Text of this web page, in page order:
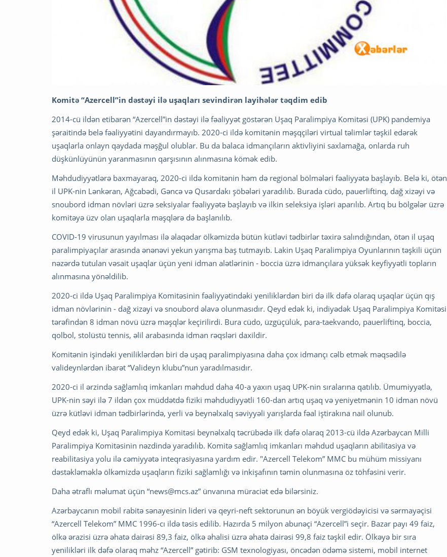
Komitə “Azercell”in dəstəyi ilə uşaqları sevindirən layihələr təqdim edib
2014-cü ildən etibarən “Azercell”in dəstəyi ilə fəaliyyət göstərən Uşaq Paralimpiya Komitəsi (UPK) pandemiya
şəraitində belə fəaliyyətini dayandırmayıb. 2020-ci ildə komitənin məşqçiləri virtual təlimlər təşkil edərək
uşaqlarla onlayn qaydada məşğul olublar. Bu da balaca idmançıların aktivliyini saxlamağa, onlarda ruh
düşkünlüyünün yaranmasının qarşısının alınmasına kömək edib.
Məhdudiyyətlərə baxmayaraq, 2020-ci ildə komitənin həm də regional bölmələri fəaliyyətə başlayıb. Belə ki, ötən
il UPK-nin Lənkəran, Ağcabədi, Gəncə və Qusardakı şöbələri yaradılıb. Burada cüdo, pauerliftinq, dağ xizəyi və
snoubord idman növləri üzrə seksiyalar fəaliyyətə başlayıb və ilkin seleksiya işləri aparılıb. Artıq bu bölgələr üzrə
komitəyə üzv olan uşaqlarla məşqlərə də başlanılıb.
COVID-19 virusunun yayılması ilə əlaqədar ölkəmizdə bütün kütləvi tədbirlər təxirə salındığından, ötən il uşaq
paralimpiyaçılar arasında ənənəvi yekun yarışma baş tutmayıb. Lakin Uşaq Paralimpiya Oyunlarının təşkili üçün
nəzərdə tutulan vəsait uşaqlar üçün yeni idman alətlərinin - boccia üzrə idmançılara yüksək keyfiyyətli topların
alınmasına yönəldilib.
2020-ci ildə Uşaq Paralimpiya Komitəsinin fəaliyyətindəki yeniliklərdən biri də ilk dəfə olaraq uşaqlar üçün qış
idman növlərinin - dağ xizəyi və snoubord əlavə olunmasıdır. Qeyd edək ki, indiyədək Uşaq Paralimpiya Komitəsi
tərəfindən 8 idman növü üzrə məşqlər keçirilirdi. Bura cüdo, üzgüçülük, para-taekvando, pauerliftinq, boccia,
qolbol, stolüstü tennis, əlil arabasında idman rəqsləri daxildir.
Komitənin işindəki yeniliklərdən biri də uşaq paralimpiyasına daha çox idmançı cəlb etmək məqsədilə
valideynlərdən ibarət “Valideyn klubu”nun yaradılmasıdır.
2020-ci il ərzində sağlamlıq imkanları məhdud daha 40-a yaxın uşaq UPK-nin sıralarına qatılıb. Ümumiyyətlə,
UPK-nin səyi ilə 7 ildən çox müddətdə fiziki məhdudiyyətli 160-dan artıq uşaq və yeniyetmənin 10 idman növü
üzrə kütləvi idman tədbirlərində, yerli və beynəlxalq səviyyəli yarışlarda fəal iştirakına nail olunub.
Qeyd edək ki, Uşaq Paralimpiya Komitəsi beynəlxalq təcrübədə ilk dəfə olaraq 2013-cü ildə Azərbaycan Milli
Paralimpiya Komitəsinin nəzdində yaradılıb. Komitə sağlamlıq imkanları məhdud uşaqların abilitasiya və
reabilitasiya yolu ilə cəmiyyətə inteqrasiyasına yardım edir. "Azercell Telekom” MMC bu mühüm missiyanı
dəstəkləməklə ölkəmizdə uşaqların fiziki sağlamlığı və inkişafının təmin olunmasına öz töhfəsini verir.
Daha ətraflı məlumat üçün “news@mcs.az” ünvanına müraciət edə bilərsiniz.
Azərbaycanın mobil rabitə sənayesinin lideri və qeyri-neft sektorunun ən böyük vergiödəyicisi və sərmayəçisi
“Azercell Telekom” MMC 1996-cı ildə təsis edilib. Hazırda 5 milyon abunəçi “Azercell”i seçir. Bazar payı 49 faiz,
ölkə ərazisi üzrə əhatə dairəsi 89,3 faiz, ölkə əhalisi üzrə əhatə dairəsi 99,8 faiz təşkil edir. Ölkəyə bir sıra
yenilikləri ilk dəfə olaraq məhz “Azercell” gətirib: GSM texnologiyası, öncədən ödəmə sistemi, mobil internet